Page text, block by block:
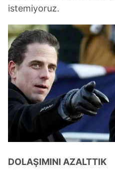
istemiyoruz.
DOLAŞIMINI AZALTTIK